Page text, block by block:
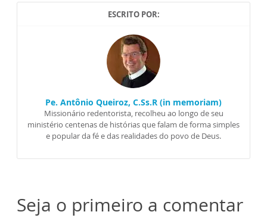
ESCRITO POR:
Pe. Antônio Queiroz, C.Ss.R (in memoriam)
Missionário redentorista, recolheu ao longo de seu
ministério centenas de histórias que falam de forma simples
e popular da fé e das realidades do povo de Deus.
Seja o primeiro a comentar